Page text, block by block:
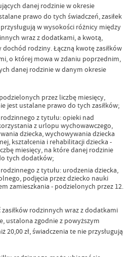
danej rodzinie w okresie
prawo do tych świadczeń, zasiłek
w wysokości różnicy między
wraz z dodatkami, a kwotą,
rodziny. Łączną kwotę zasiłków
o której mowa w zdaniu poprzednim,
danej rodzinie w danym okresie
przez liczbę miesięcy,
jest ustalane prawo do tych zasiłków;
z tytułu: opieki nad
z urlopu wychowawczego,
dziecka, wychowywania dziecka
kształcenia i rehabilitacji dziecka -
miesięcy, na które danej rodzinie
tych dodatków;
z tytułu: urodzenia dziecka,
podjęcia przez dziecko nauki
zamieszkania - podzielonych przez 12.
rodzinnych wraz z dodatkami
ustalona zgodnie z powyższym
20,00 zł, świadczenia te nie przysługują